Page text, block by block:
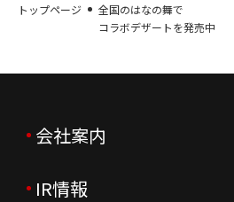
トップページ
全国のはなの舞で
コラボデザートを発売中
会社案内
会社案内TOP
IR情報